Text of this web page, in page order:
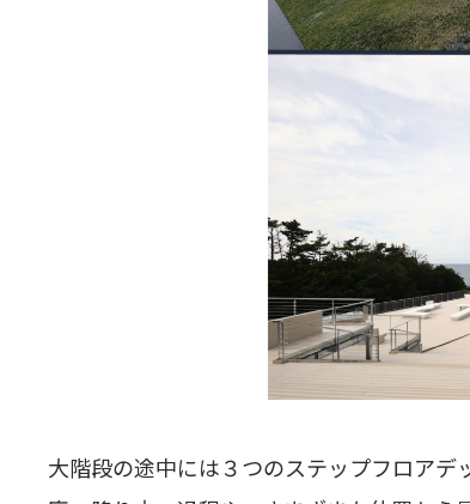
大階段の途中には３つのステップフロア